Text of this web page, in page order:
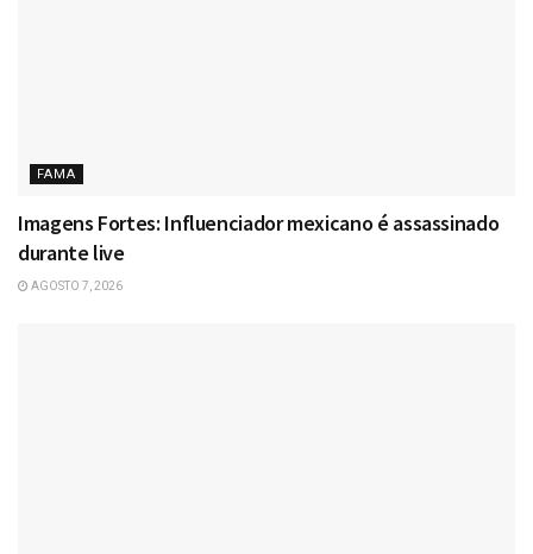
FAMA
Imagens Fortes: Influenciador mexicano é assassinado
durante live
AGOSTO 7, 2026